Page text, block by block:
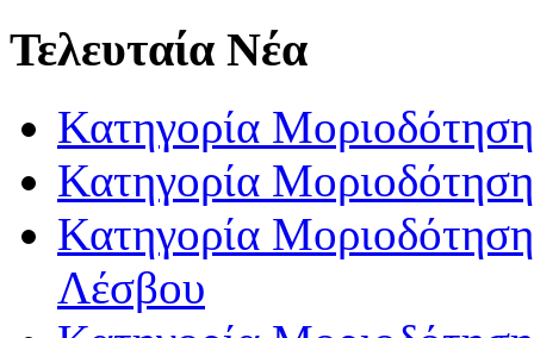
Τελευταία Νέα
Κατηγορία
Κατηγορία
Κατηγορία
Λέσβου